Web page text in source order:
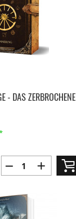
- DAS ZERBROCHENE